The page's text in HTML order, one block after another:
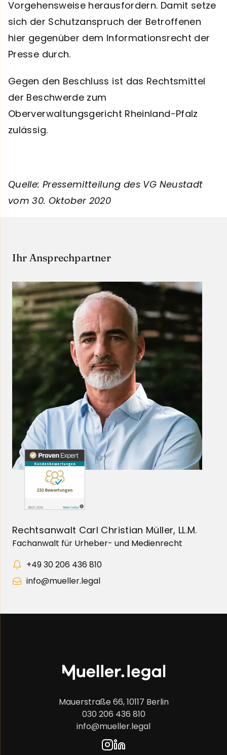
Vorgehensweise herausfordern. Damit setze
sich der Schutzanspruch der Betroffenen
hier gegenüber dem Informationsrecht der
Presse durch.
Gegen den Beschluss ist das Rechtsmittel
der Beschwerde zum
Oberverwaltungsgericht Rheinland-Pfalz
zulässig.
Quelle: Pressemitteilung des VG Neustadt
vom 30. Oktober 2020
Ihr Ansprechpartner
Rechtsanwalt Carl Christian Müller, LL.M.
Fachanwalt für Urheber- und Medienrecht
+49 30 206 436 810
info@mueller.legal
Mauerstraße 66, 10117 Berlin
030 206 436 810
info@mueller.legal